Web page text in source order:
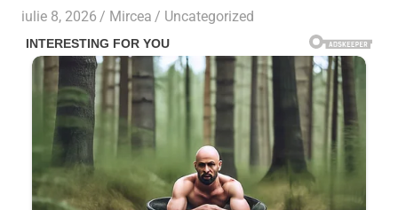
iulie 8, 2026 Mircea Uncategorized